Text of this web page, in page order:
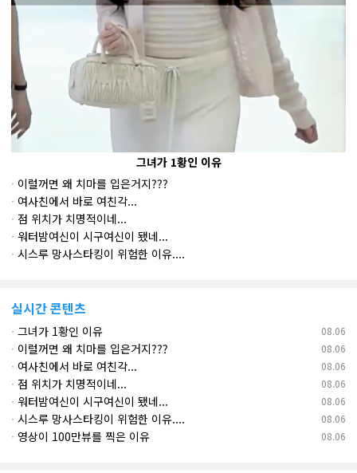
그녀가 1황인 이유
· 이럴꺼면 왜 치마를 입은거지???
· 여사친에서 바로 여친각...
· 점 위치가 치명적이네...
· 워터밤여신이 시구여신이 됐네...
· 시스루 망사스타킹이 위험한 이유....
실시간 콘텐츠
08.06
· 그녀가 1황인 이유
08.06
· 이럴꺼면 왜 치마를 입은거지???
08.06
· 여사친에서 바로 여친각...
08.06
· 점 위치가 치명적이네...
08.06
· 워터밤여신이 시구여신이 됐네...
08.06
· 시스루 망사스타킹이 위험한 이유....
08.06
· 영상이 100만뷰를 찍은 이유